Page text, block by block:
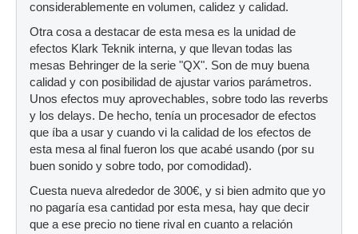
considerablemente en volumen, calidez y calidad.
Otra cosa a destacar de esta mesa es la unidad de
efectos Klark Teknik interna, y que llevan todas las
mesas Behringer de la serie "QX". Son de muy buena
calidad y con posibilidad de ajustar varios parámetros.
Unos efectos muy aprovechables, sobre todo las reverbs
y los delays. De hecho, tenía un procesador de efectos
que íba a usar y cuando vi la calidad de los efectos de
esta mesa al final fueron los que acabé usando (por su
buen sonido y sobre todo, por comodidad).
Cuesta nueva alrededor de 300€, y si bien admito que yo
no pagaría esa cantidad por esta mesa, hay que decir
que a ese precio no tiene rival en cuanto a relación